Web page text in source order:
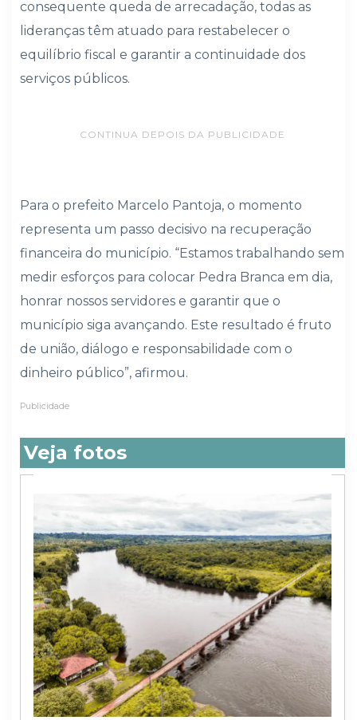
consequente queda de arrecadação, todas as
lideranças têm atuado para restabelecer o
equilíbrio fiscal e garantir a continuidade dos
serviços públicos.
CONTINUA DEPOIS DA PUBLICIDADE
Para o prefeito Marcelo Pantoja, o momento
representa um passo decisivo na recuperação
financeira do município. “Estamos trabalhando sem
medir esforços para colocar Pedra Branca em dia,
honrar nossos servidores e garantir que o
município siga avançando. Este resultado é fruto
de união, diálogo e responsabilidade com o
dinheiro público”, afirmou.
Publicidade
Veja fotos